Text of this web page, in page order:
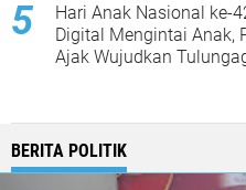
Hari Anak Nasional ke-
Digital Mengintai Anak,
Ajak Wujudkan
BERITA POLITIK